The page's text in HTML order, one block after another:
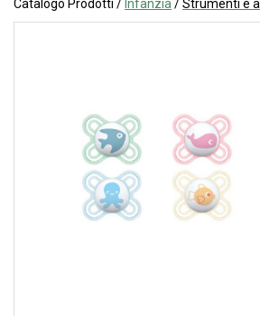
Catalogo Prodotti / Infanzia /Strumenti e